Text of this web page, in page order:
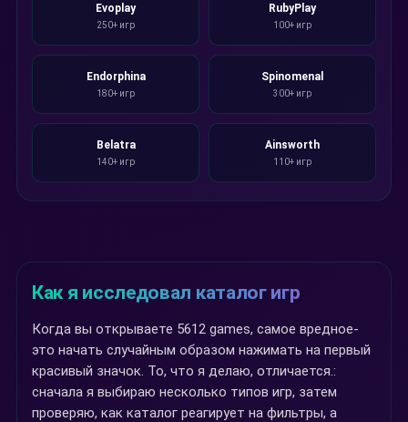
Evoplay
250+ игр
RubyPlay
100+ игр
Endorphina
180+ игр
Spinomenal
300+ игр
Belatra
140+ игр
Ainsworth
110+ игр
Как я исследовал каталог игр
Когда вы открываете 5612 games, самое вредное-
это начать случайным образом нажимать на первый
красивый значок. То, что я делаю, отличается.:
сначала я выбираю несколько типов игр, затем
проверяю, как каталог реагирует на фильтры, а